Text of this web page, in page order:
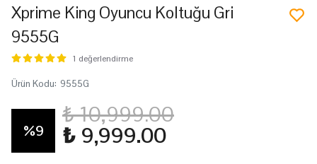
Xprime King Oyuncu Koltuğu Gri
9555G
1 değerlendirme
Ürün Kodu: 9555G
%9
₺ 10,999.00
₺ 9,999.00